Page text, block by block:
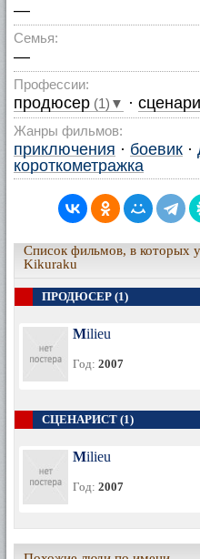
—
Семья:
—
Профессии:
продюсер (1)▼ ·
Жанры фильмов:
приключения · боевик ·
короткометражка
Список фильмов, в которых
Kikuraku
ПРОДЮСЕР (1)
Milieu
Год: 2007
СЦЕНАРИСТ (1)
Milieu
Год: 2007